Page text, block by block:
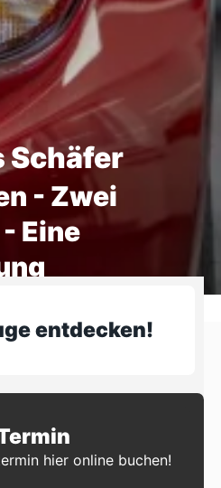
Schäfer
- Zwei
Eine
entdecken!
hier online buchen!